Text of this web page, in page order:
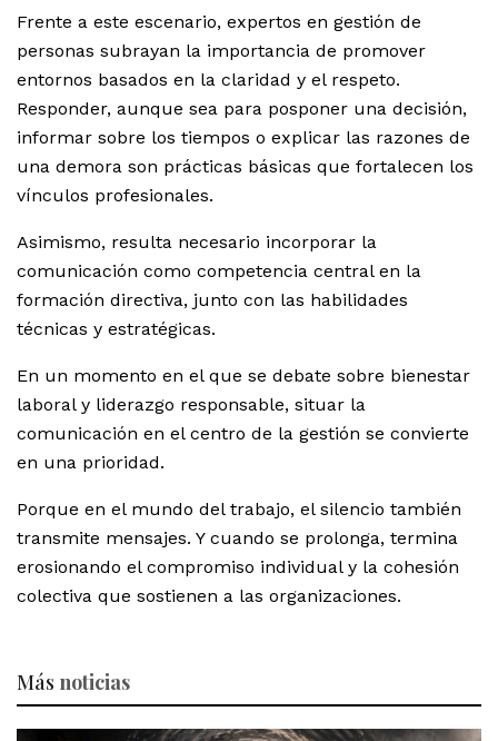
Frente a este escenario, expertos en gestión de
personas subrayan la importancia de promover
entornos basados en la claridad y el respeto.
Responder, aunque sea para posponer una decisión,
informar sobre los tiempos o explicar las razones de
una demora son prácticas básicas que fortalecen los
vínculos profesionales.
Asimismo, resulta necesario incorporar la
comunicación como competencia central en la
formación directiva, junto con las habilidades
técnicas y estratégicas.
En un momento en el que se debate sobre bienestar
laboral y liderazgo responsable, situar la
comunicación en el centro de la gestión se convierte
en una prioridad.
Porque en el mundo del trabajo, el silencio también
transmite mensajes. Y cuando se prolonga, termina
erosionando el compromiso individual y la cohesión
colectiva que sostienen a las organizaciones.
Más noticias